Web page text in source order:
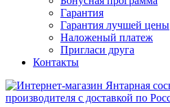
Гарантия
Гарантия лучшей цены
Наложеный платеж
Пригласи друга
Контакты